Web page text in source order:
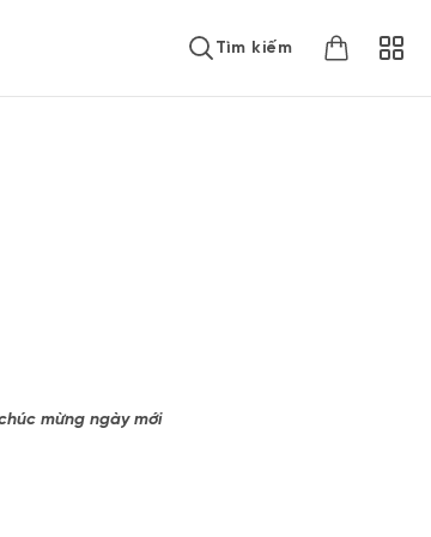
Tìm kiếm
mừng ngày mới